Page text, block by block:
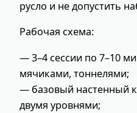
русло и не допустить
Рабочая схема:
— 3–4 сессии по 7–10
мячиками, тоннелями;
— базовый настенный
двумя уровнями;